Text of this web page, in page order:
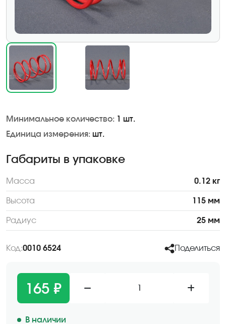
Минимальное количество: 1 шт.
Единица измерения: шт.
Габариты в упаковке
Масса 0.12 кг
Высота 115 мм
Радиус 25 мм
Код:0010 6524 Поделиться
165 ₽
В наличии